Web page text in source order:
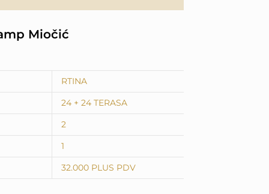
Miočić
RTINA
24 + 24 TERASA
2
1
32.000 PLUS PDV